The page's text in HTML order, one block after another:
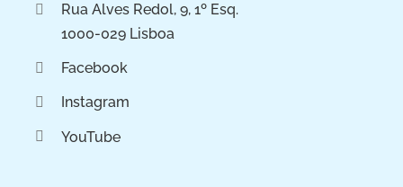
Rua Alves Redol, 9, 1º Esq.
1000-029 Lisboa
Facebook
Instagram
YouTube